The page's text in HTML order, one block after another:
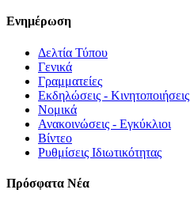
Ενημέρωση
Δελτία Τύπου
Γενικά
Γραμματείες
Εκδηλώσεις - Κινητοποιήσεις
Νομικά
Ανακοινώσεις - Εγκύκλιοι
Βίντεο
Ρυθμίσεις Ιδιωτικότητας
Πρόσφατα Νέα